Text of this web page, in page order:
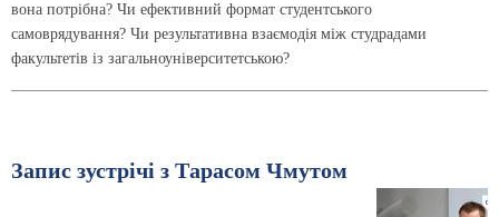
вона потрібна? Чи ефективний формат студентського
самоврядування? Чи результативна взаємодія між студрадами
факультетів із загальноуніверситетською?
Запис зустрічі з Тарасом Чмутом